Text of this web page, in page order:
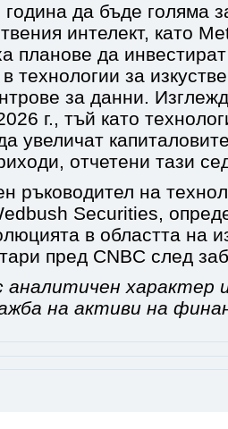
да бъде голяма
интелект, като
планове да
технологии за
за данни.
г., тъй като
увеличат
отчетени тази
ръководител на
Securities,
в областта на
пред CNBC след
характер
на активи на